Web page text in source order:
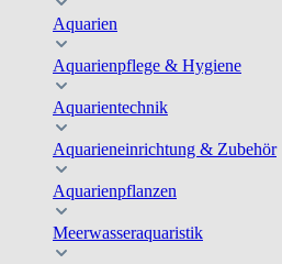
Aquarien
Aquarienpflege & Hygiene
Aquarientechnik
Aquarieneinrichtung & Zubehör
Aquarienpflanzen
Meerwasseraquaristik